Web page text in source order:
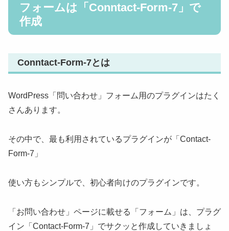
フォームは「Conntact-Form-7」で
作成
Conntact-Form-7とは
WordPress「問い合わせ」フォーム用のプラグインはたく
さんあります。
その中で、最も利用されているプラグインが「Contact-
Form-7」
使い方もシンプルで、初心者向けのプラグインです。
「お問い合わせ」ページに載せる「フォーム」は、プラグ
イン「Contact-Form-7」でサクッと作成していきましょ